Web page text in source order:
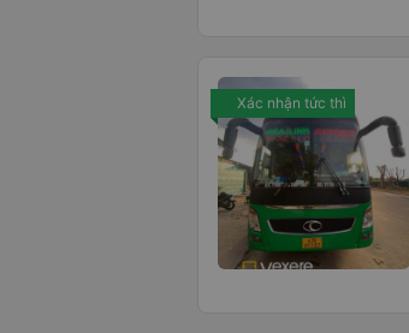
Xác nhận tức thì